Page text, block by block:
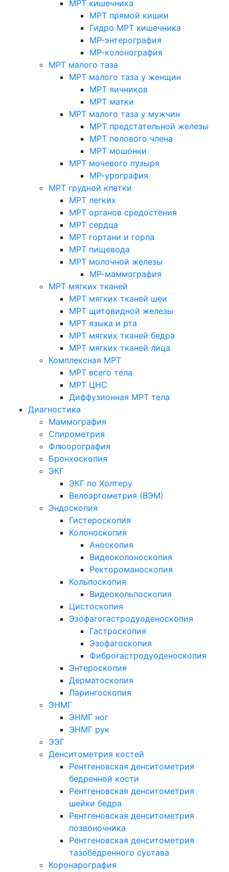
МРТ кишечника
МРТ прямой кишки
Гидро МРТ кишечника
МР-энтерография
МР-колонография
МРТ малого таза
МРТ малого таза у женщин
МРТ яичников
МРТ матки
МРТ малого таза у мужчин
МРТ предстательной железы
МРТ полового члена
МРТ мошонки
МРТ мочевого пузыря
МР-урография
МРТ грудной клетки
МРТ легких
МРТ органов средостения
МРТ сердца
МРТ гортани и горла
МРТ пищевода
МРТ молочной железы
МР-маммография
МРТ мягких тканей
МРТ мягких тканей шеи
МРТ щитовидной железы
МРТ языка и рта
МРТ мягких тканей бедра
МРТ мягких тканей лица
Комплексная МРТ
МРТ всего тела
МРТ ЦНС
Диффузионная МРТ тела
Диагностика
Маммография
Спирометрия
Флюорография
Бронхоскопия
ЭКГ
ЭКГ по Холтеру
Велоэргометрия (ВЭМ)
Эндоскопия
Гистероскопия
Колоноскопия
Аноскопия
Видеоколоноскопия
Ректороманоскопия
Кольпоскопия
Видеокольпоскопия
Цистоскопия
Эзофагогастродуоденоскопия
Гастроскопия
Эзофагоскопия
Фиброгастродуоденоскопия
Энтероскопия
Дерматоскопия
Ларингоскопия
ЭНМГ
ЭНМГ ног
ЭНМГ рук
ЭЭГ
Денситометрия костей
Рентгеновская денситометрия
бедренной кости
Рентгеновская денситометрия
шейки бедра
Рентгеновская денситометрия
позвоночника
Рентгеновская денситометрия
тазобедренного сустава
Коронарография